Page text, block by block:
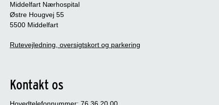
Middelfart Nærhospital
Østre Hougvej 55
5500 Middelfart
Rutevejledning, oversigtskort og parkering
Kontakt os